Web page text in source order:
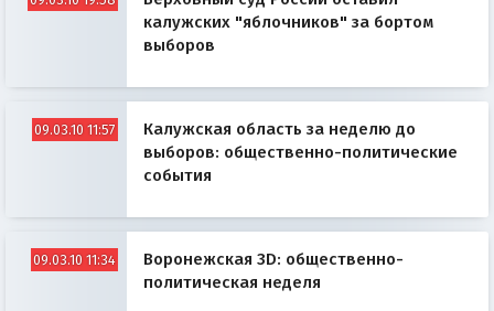
калужских "яблочников" за бортом
выборов
09.03.10 11:57
Калужская область за неделю до
выборов: общественно-политические
события
09.03.10 11:34
Воронежская 3D: общественно-
политическая неделя